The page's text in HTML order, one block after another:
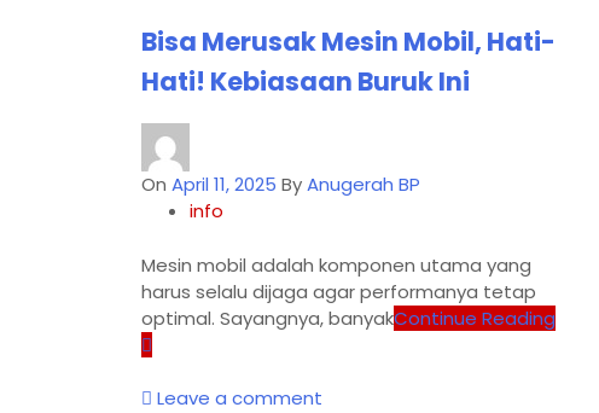
Bisa Merusak Mesin Mobil, Hati-
Hati! Kebiasaan Buruk Ini
On April 11, 2025 ByAnugerah BP
info
Mesin mobil adalah komponen utama yang
harus selalu dijaga agar performanya tetap
optimal. Sayangnya, banyakContinue Reading
Leave a comment